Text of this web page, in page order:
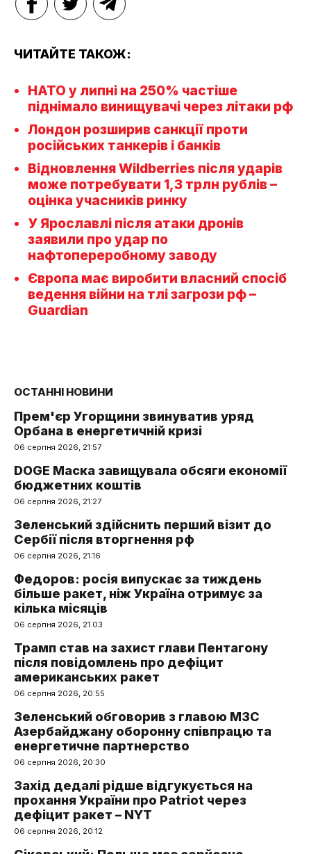
ЧИТАЙТЕ ТАКОЖ:
НАТО у липні на 250% частіше
піднімало винищувачі через літаки рф
Лондон розширив санкції проти
російських танкерів і банків
Відновлення Wildberries після ударів
може потребувати 1,3 трлн рублів –
оцінка учасників ринку
У Ярославлі після атаки дронів
заявили про удар по
нафтопереробному заводу
Європа має виробити власний спосіб
ведення війни на тлі загрози рф –
Guardian
ОСТАННІ НОВИНИ
Прем'єр Угорщини звинуватив уряд
Орбана в енергетичній кризі
06 серпня 2026, 21:57
DOGE Маска завищувала обсяги економії
бюджетних коштів
06 серпня 2026, 21:27
Зеленський здійснить перший візит до
Сербії після вторгнення рф
06 серпня 2026, 21:16
Федоров: росія випускає за тиждень
більше ракет, ніж Україна отримує за
кілька місяців
06 серпня 2026, 21:03
Трамп став на захист глави Пентагону
після повідомлень про дефіцит
американських ракет
06 серпня 2026, 20:55
Зеленський обговорив з главою МЗС
Азербайджану оборонну співпрацю та
енергетичне партнерство
06 серпня 2026, 20:30
Захід дедалі рідше відгукується на
прохання України про Patriot через
дефіцит ракет – NYT
06 серпня 2026, 20:12